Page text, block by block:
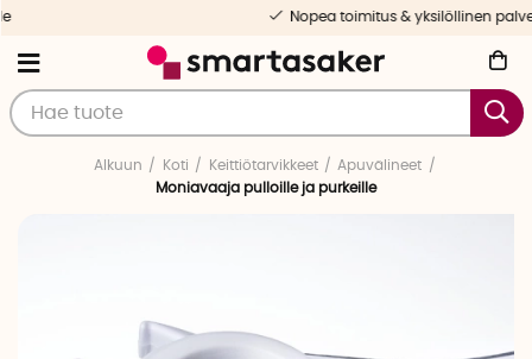
Nopea toimitus & yksilöllinen palvelu
Alkuun Koti Keittiötarvikkeet
Apuvälineet
Moniavaaja pulloille ja purkeille